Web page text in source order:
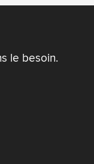
le besoin.